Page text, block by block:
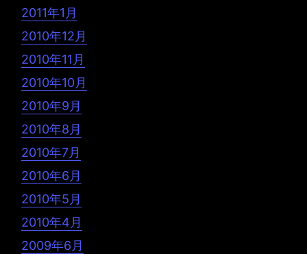
2011年1月
2010年12月
2010年11月
2010年10月
2010年9月
2010年8月
2010年7月
2010年6月
2010年5月
2010年4月
2009年6月